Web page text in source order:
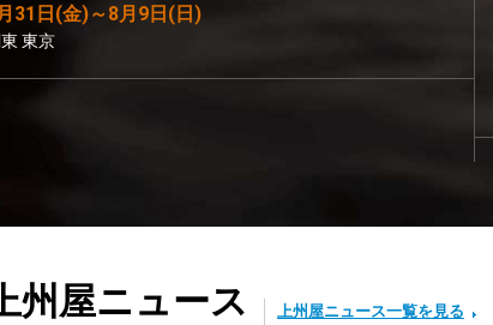
31日(金)～8月9日(日)
東京
州屋ニュース 上州屋ニュース一覧を見る